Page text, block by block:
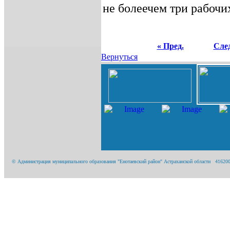
не болеечем три
« Пред.
Вернуться
© Администрация муниципального образования "Енотаевский район" Астраханской области